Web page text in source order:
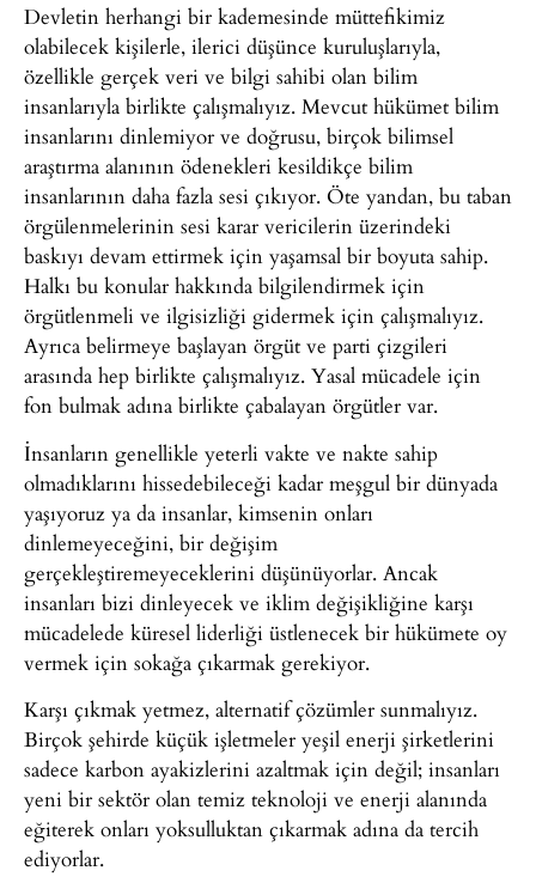
Devletin herhangi bir kademesinde müttefikimiz
olabilecek kişilerle, ilerici düşünce kuruluşlarıyla,
özellikle gerçek veri ve bilgi sahibi olan bilim
insanlarıyla birlikte çalışmalıyız. Mevcut hükümet bilim
insanlarını dinlemiyor ve doğrusu, birçok bilimsel
araştırma alanının ödenekleri kesildikçe bilim
insanlarının daha fazla sesi çıkıyor. Öte yandan, bu taban
örgülenmelerinin sesi karar vericilerin üzerindeki
baskıyı devam ettirmek için yaşamsal bir boyuta sahip.
Halkı bu konular hakkında bilgilendirmek için
örgütlenmeli ve ilgisizliği gidermek için çalışmalıyız.
Ayrıca belirmeye başlayan örgüt ve parti çizgileri
arasında hep birlikte çalışmalıyız. Yasal mücadele için
fon bulmak adına birlikte çabalayan örgütler var.
İnsanların genellikle yeterli vakte ve nakte sahip
olmadıklarını hissedebileceği kadar meşgul bir dünyada
yaşıyoruz ya da insanlar, kimsenin onları
dinlemeyeceğini, bir değişim
gerçekleştiremeyeceklerini düşünüyorlar. Ancak
insanları bizi dinleyecek ve iklim değişikliğine karşı
mücadelede küresel liderliği üstlenecek bir hükümete oy
vermek için sokağa çıkarmak gerekiyor.
Karşı çıkmak yetmez, alternatif çözümler sunmalıyız.
Birçok şehirde küçük işletmeler yeşil enerji şirketlerini
sadece karbon ayakizlerini azaltmak için değil; insanları
yeni bir sektör olan temiz teknoloji ve enerji alanında
eğiterek onları yoksulluktan çıkarmak adına da tercih
ediyorlar.